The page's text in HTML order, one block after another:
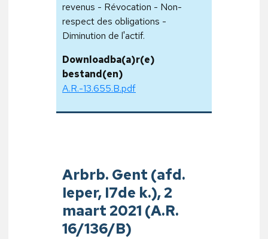
revenus - Révocation - Non-
respect des obligations -
Diminution de l'actif.
Downloadba(a)r(e)
bestand(en)
A.R.-13.655.B.pdf
Arbrb. Gent (afd.
Ieper, I7de k.), 2
maart 2021 (A.R.
16/136/B)